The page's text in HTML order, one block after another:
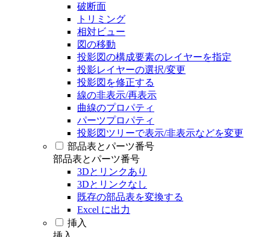
破断面
トリミング
相対ビュー
図の移動
投影図の構成要素のレイヤーを指定
投影レイヤーの選択/変更
投影図を修正する
線の非表示/再表示
曲線のプロパティ
パーツプロパティ
投影図ツリーで表示/非表示などを変更
部品表とパーツ番号
部品表とパーツ番号
3Dとリンクあり
3Dとリンクなし
既存の部品表を変換する
Excel に出力
挿入